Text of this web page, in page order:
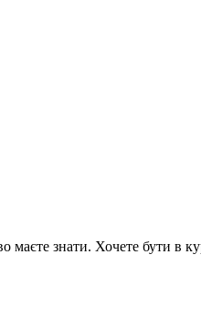
знати. Хочете бути в